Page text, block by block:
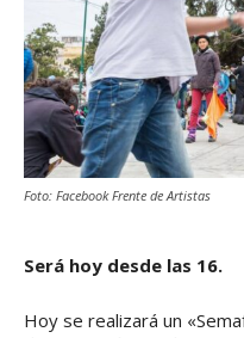
Foto: Facebook Frente de Artistas
Será hoy desde las 16.
Hoy se realizará un